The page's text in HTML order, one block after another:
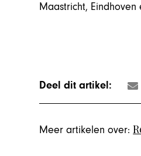
Maastricht,
Deel dit artikel:
Meer artikelen over: